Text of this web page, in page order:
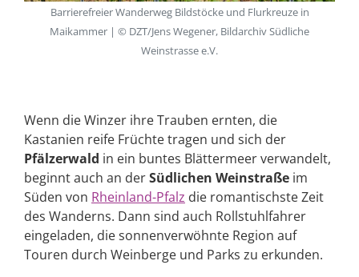
Barrierefreier Wanderweg Bildstöcke und Flurkreuze in
Maikammer | © DZT/Jens Wegener, Bildarchiv Südliche
Weinstrasse e.V.
Wenn die Winzer ihre Trauben ernten, die
Kastanien reife Früchte tragen und sich der
Pfälzerwald in ein buntes Blättermeer verwandelt,
beginnt auch an derSüdlichen Weinstraße im
Süden von Rheinland-Pfalz die romantischste Zeit
des Wanderns. Dann sind auch Rollstuhlfahrer
eingeladen, die sonnenverwöhnte Region auf
Touren durch Weinberge und Parks zu erkunden.